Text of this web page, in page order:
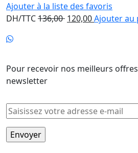
Ajouter à la liste des favoris
DH/TTC136,00 Le
136,00 .
120,00Le
120,00 .
Ajouter au
Pour recevoir nos meilleurs
newsletter